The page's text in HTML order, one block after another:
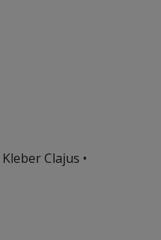
Clajus •